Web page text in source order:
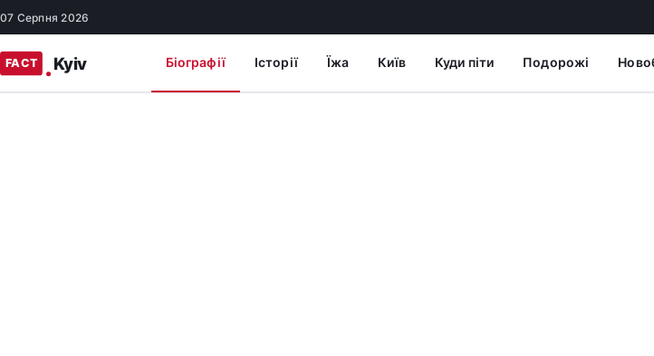
07 Серпня 2026
Біографії Історії Їжа Київ Куди піти Подорожі